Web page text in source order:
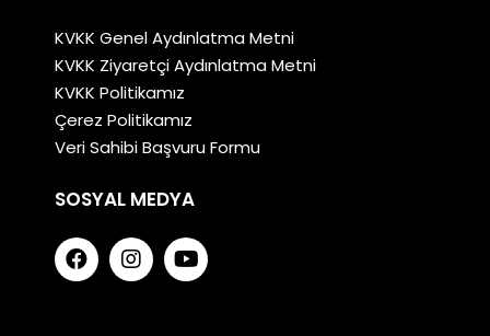
KVKK Genel Aydınlatma Metni
KVKK Ziyaretçi Aydınlatma Metni
KVKK Politikamız
Çerez Politikamız
Veri Sahibi Başvuru Formu
SOSYAL MEDYA